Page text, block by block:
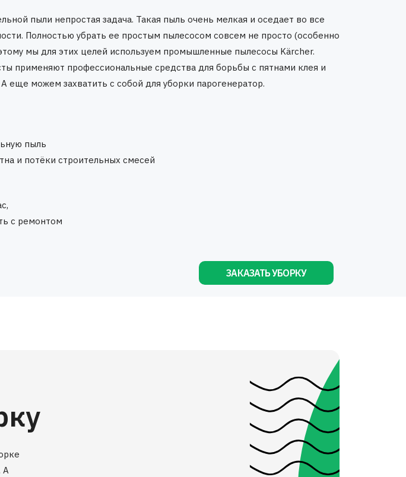
пыли непростая задача. Такая пыль очень мелкая и оседает во все
Полностью убрать ее простым пылесосом совсем не просто (особенно
мы для этих целей используем промышленные пылесосы Kärcher.
применяют профессиональные средства для борьбы с пятнами клея и
еще можем захватить с собой для уборки парогенератор.
пыль
и потёки строительных смесей
с ремонтом
ЗАКАЗАТЬ УБОРКУ
А